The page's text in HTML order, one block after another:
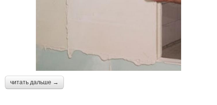
читать дальше →